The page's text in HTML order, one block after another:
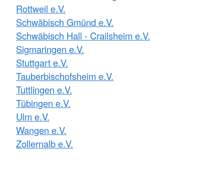
Rottweil e.V.
Schwäbisch Gmünd e.V.
Schwäbisch Hall - Crailsheim e.V.
Sigmaringen e.V.
Stuttgart e.V.
Tauberbischofsheim e.V.
Tuttlingen e.V.
Tübingen e.V.
Ulm e.V.
Wangen e.V.
Zollernalb e.V.